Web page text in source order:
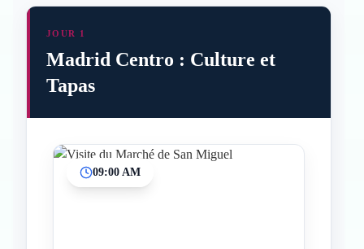
JOUR 1
Madrid Centro : Culture et
Tapas
09:00 AM